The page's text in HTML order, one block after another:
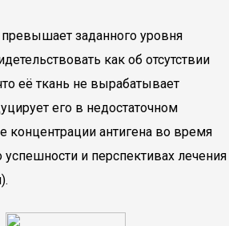
заданного уровня
как об отсутствии
её ткань не вырабатывает
его в недостаточном
концентрации антигена во время
успешности и перспективах лечения